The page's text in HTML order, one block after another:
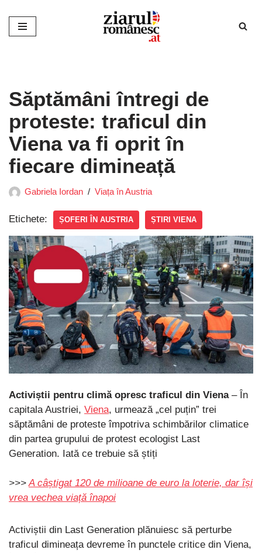
Sari
Săptămâni întregi de
proteste: traficul din
Viena va fi oprit în
fiecare dimineață
Gabriela Iordan Viața în Austria
Etichete: ȘOFERI ÎN AUSTRIA ȘTIRI VIENA
Activiștii pentru climă opresc traficul din Viena– În
capitala Austriei, Viena, urmează „cel puțin” trei
săptămâni de proteste împotriva schimbărilor climatice
din partea grupului de protest ecologist Last
Generation. Iată ce trebuie să știți
>>>A câștigat 120 de milioane de euro la loterie, dar își
vrea vechea viață înapoi
Activiștii din Last Generation plănuiesc să perturbe
traficul dimineața devreme în punctele critice din Viena,